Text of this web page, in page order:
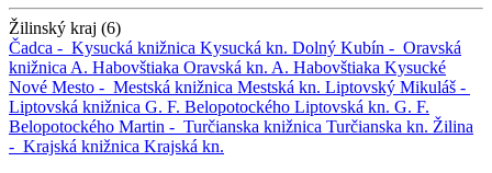
Žilinský kraj (6)
Čadca - Kysucká knižnica Kysucká kn. Dolný Kubín - Oravská
knižnica A. Habovštiaka Oravská kn. A. Habovštiaka Kysucké
Nové Mesto - Mestská knižnica Mestská kn. Liptovský Mikuláš -
Liptovská knižnica G. F. Belopotockého Liptovská kn. G. F.
Belopotockého Martin - Turčianska knižnica Turčianska kn. Žilina
- Krajská knižnica Krajská kn.